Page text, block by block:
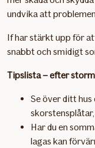
undvika att
If har stärkt upp för
snabbt och smidigt
Tipslista – efter
Se över ditt
Har du en
lagas kan